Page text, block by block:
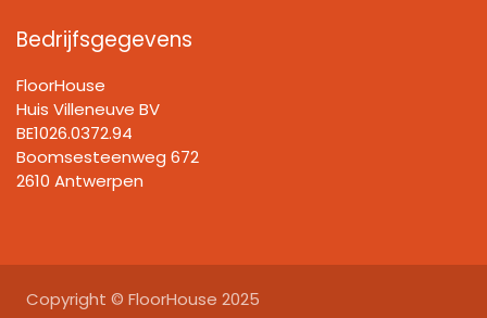
Bedrijfsgegevens
FloorHouse
Huis Villeneuve BV​
BE1026.0372.94
Boomsesteenweg 672
2610 Antwerpen
Copyright © FloorHouse 2025